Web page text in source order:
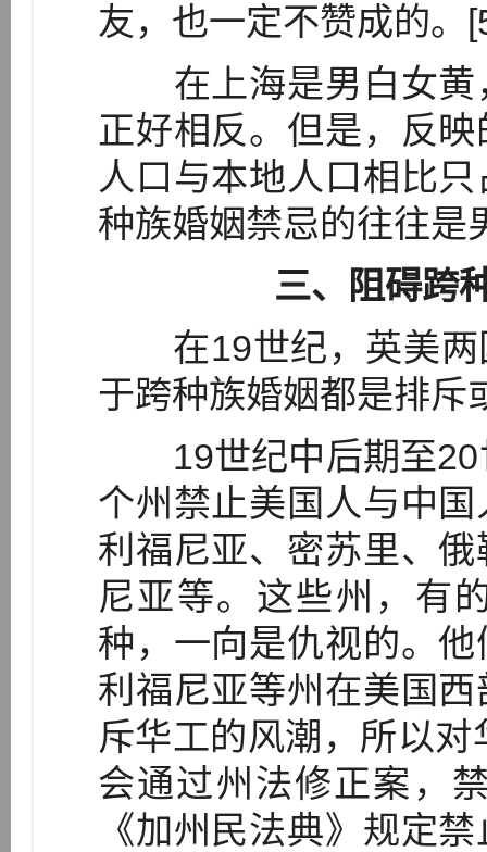
友，也一定不赞成的。
在上海是男白女黄
正好相反。但是，反
人口与本地人口相比
种族婚姻禁忌的往往是
三、阻碍跨
在19世纪，英美两
于跨种族婚姻都是排斥
19世纪中后期至20
个州禁止美国人与中
利福尼亚、密苏里、
尼亚等。这些州，有
种，一向是仇视的。
利福尼亚等州在美国
斥华工的风潮，所以
会通过州法修正案，
《加州民法典》规定